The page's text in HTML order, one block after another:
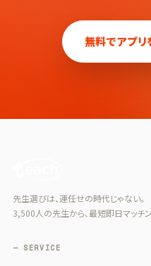
無料でアプ
先生選びは、運任せの時代じゃない。
3,500人の先生から、最短即日マッチン
— SERVICE